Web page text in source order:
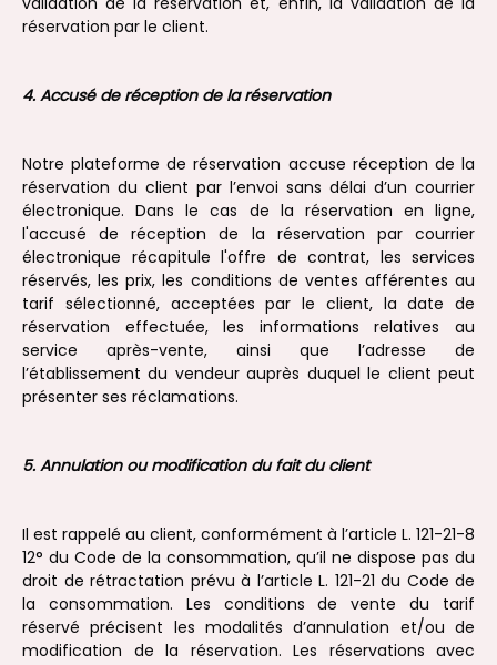
réservation par le client.
4. Accusé de réception de la réservation
Notre plateforme de réservation accuse réception de la
réservation du client par l’envoi sans délai d’un courrier
électronique. Dans le cas de la réservation en ligne,
l'accusé de réception de la réservation par courrier
électronique récapitule l'offre de contrat, les services
réservés, les prix, les conditions de ventes afférentes au
tarif sélectionné, acceptées par le client, la date de
réservation effectuée, les informations relatives au
service après-vente, ainsi que l’adresse de
l’établissement du vendeur auprès duquel le client peut
présenter ses réclamations.
5. Annulation ou modification du fait du client
Il est rappelé au client, conformément à l’article L. 121-21-8
12° du Code de la consommation, qu’il ne dispose pas du
droit de rétractation prévu à l’article L. 121-21 du Code de
la consommation. Les conditions de vente du tarif
réservé précisent les modalités d’annulation et/ou de
modification de la réservation. Les réservations avec